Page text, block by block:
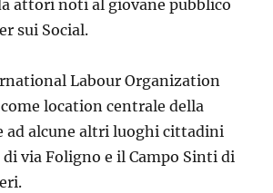
attori noti al giovane pubblico
sui Social.
Labour Organization
location centrale della
ad alcune altri luoghi cittadini
via Foligno e il Campo Sinti di